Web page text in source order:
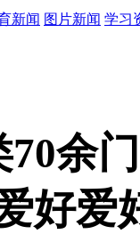
新闻 图片新闻 学习
余
好爱